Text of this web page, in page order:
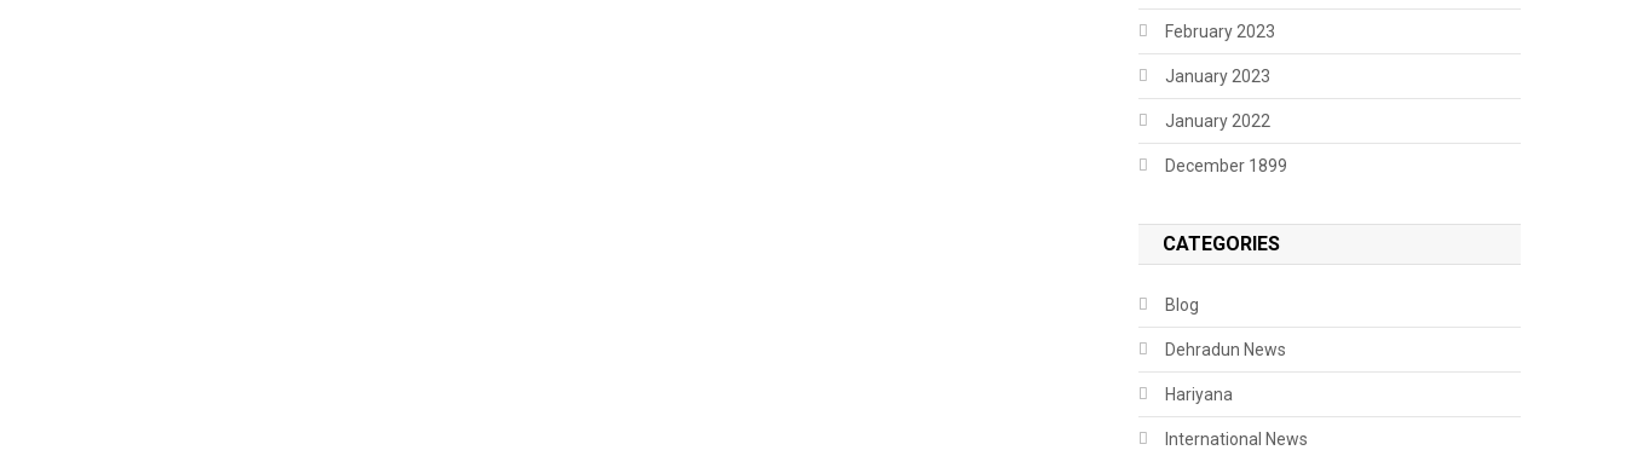
February 2023
January 2023
January 2022
December 1899
CATEGORIES
Blog
Dehradun News
Hariyana
International News